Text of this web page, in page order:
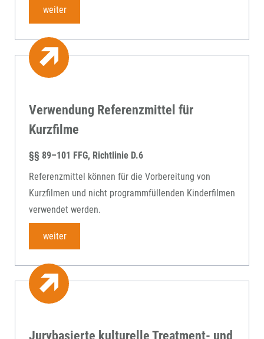
weiter
Verwendung Referenzmittel für
Kurzfilme
§§ 89–101 FFG, Richtlinie D.6
Referenzmittel können für die Vorbereitung von
Kurzfilmen und nicht programmfüllenden Kinderfilmen
verwendet werden.
weiter
Jurybasierte kulturelle Treatment- und